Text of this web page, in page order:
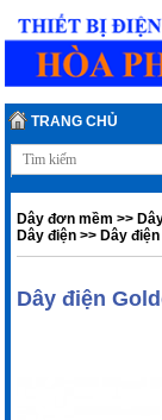
TRANG CHỦ
Dây đơn mềm >>
Dây điện >>Dây
Dây điện